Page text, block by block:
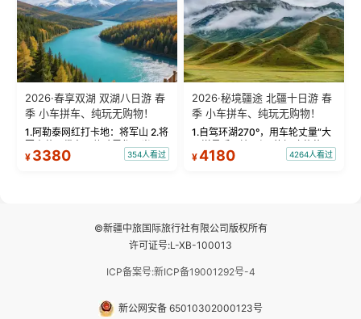
2026·春享双湖 双湖八日游 春
季 小车拼车、纯玩无购物！
1.阿勒泰网红打卡地：将军山 2.将
军山落日缆车，体验雪都风光 3.
将军山，夕阳派对，蹦迪party 4.
¥ 3380 354人看过
2026·秘境疆途 北疆十日游 春
季 小车拼车、纯玩无购物！
1.自驾环湖270°，用车轮丈量“大
西洋最后一滴眼泪”的极致蔚蓝，
让雪山、花海与深邃湖水在转弯
¥4180 4264人看过
©新疆中旅国际旅行社有限公司版权所有
许可证号:L-XB-100013
ICP备案号:新ICP备19001292号-4
新公网安备 65010302000123号